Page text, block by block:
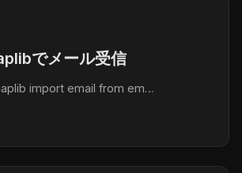
でメール受信
import email from em…